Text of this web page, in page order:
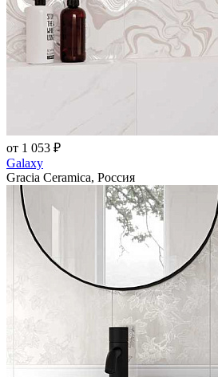
от 1 053 ₽
Galaxy
Gracia Ceramica, Россия